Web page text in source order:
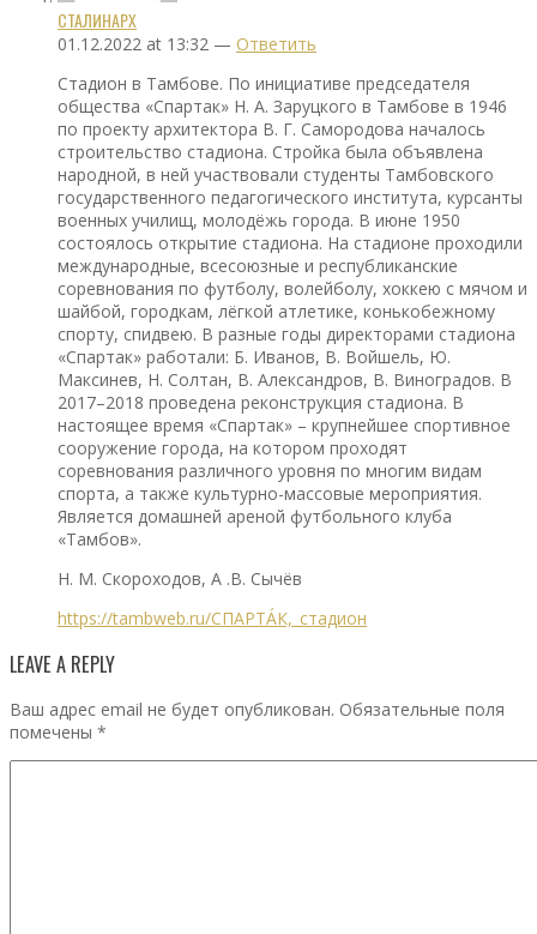
СТАЛИНАРХ
01.12.2022 at 13:32 — Ответить
Стадион в Тамбове. По инициативе председателя
общества «Спартак» Н. А. Заруцкого в Тамбове в 1946
по проекту архитектора В. Г. Самородова началось
строительство стадиона. Стройка была объявлена
народной, в ней участвовали студенты Тамбовского
государственного педагогического института, курсанты
военных училищ, молодёжь города. В июне 1950
состоялось открытие стадиона. На стадионе проходили
международные, всесоюзные и республиканские
соревнования по футболу, волейболу, хоккею с мячом и
шайбой, городкам, лёгкой атлетике, конькобежному
спорту, спидвею. В разные годы директорами стадиона
«Спартак» работали: Б. Иванов, В. Войшель, Ю.
Максинев, Н. Солтан, В. Александров, В. Виноградов. В
2017–2018 проведена реконструкция стадиона. В
настоящее время «Спартак» – крупнейшее спортивное
сооружение города, на котором проходят
соревнования различного уровня по многим видам
спорта, а также культурно-массовые мероприятия.
Является домашней ареной футбольного клуба
«Тамбов».
Н. М. Скороходов, А .В. Сычёв
https://tambweb.ru/СПАРТА́К,_стадион
LEAVE A REPLY
Ваш адрес email не будет опубликован. Обязательные поля
помечены *